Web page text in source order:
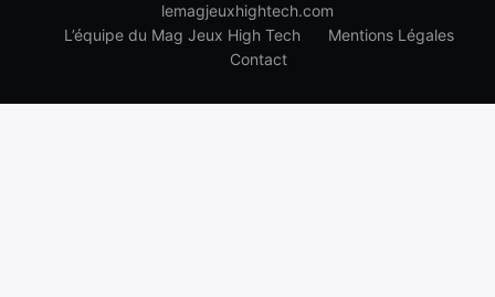
lemagjeuxhightech.com
L’équipe du Mag Jeux High Tech
Mentions Légales
Contact